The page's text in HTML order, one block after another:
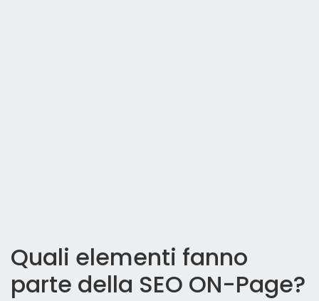
Quali elementi fanno
parte della SEO ON-Page?